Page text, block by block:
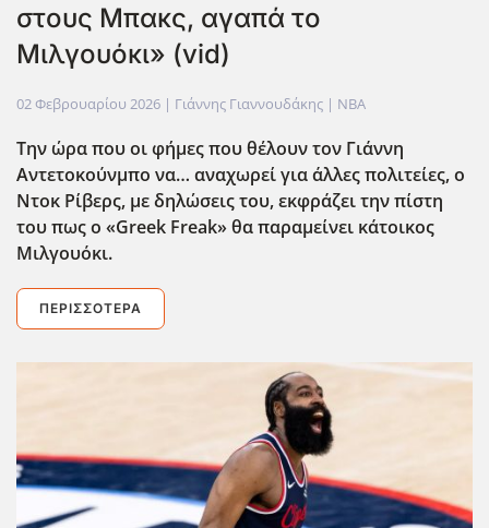
στους Μπακς, αγαπά το
Μιλγουόκι» (vid)
02 Φεβρουαρίου 2026 | Γιάννης Γιαννουδάκης | NBA
Την ώρα που οι φήμες που θέλουν τον Γιάννη
Αντετοκούνμπο να… αναχωρεί για άλλες πολιτείες, ο
Ντοκ Ρίβερς, με δηλώσεις του, εκφράζει την πίστη
του πως ο «Greek Freak» θα παραμείνει κάτοικος
Μιλγουόκι.
ΠΕΡΙΣΣΌΤΕΡΑ